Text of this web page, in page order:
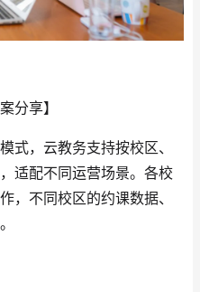
分享】
式，云教务支持按校区、
适配不同运营场景。各校
，不同校区的约课数据、